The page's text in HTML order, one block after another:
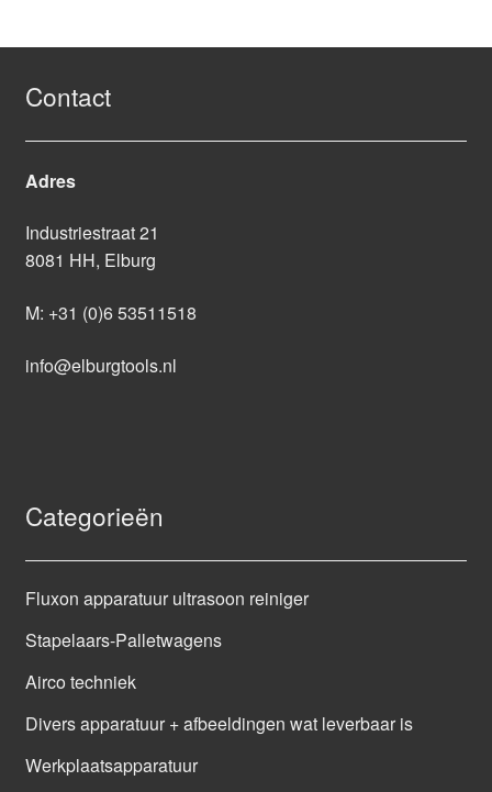
Contact
Adres
Industriestraat 21
8081 HH, Elburg
M: +31 (0)6 53511518
info@elburgtools.nl
Categorieën
Fluxon apparatuur ultrasoon reiniger
Stapelaars-Palletwagens
Airco techniek
Divers apparatuur + afbeeldingen wat leverbaar is
Werkplaatsapparatuur